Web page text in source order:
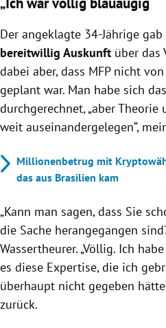
Der angeklagte 34-Jährige
bereitwillig Auskunft über das
dabei aber, dass MFP nicht
geplant war. Man habe sich
durchgerechnet, „aber
weit auseinandergelegen“,
Millionenbetrug mit
das aus Brasilien kam
„Kann man sagen, dass Sie
die Sache herangegangen
Wassertheurer. „Völlig. Ich
es diese Expertise, die ich
überhaupt nicht gegeben
zurück.